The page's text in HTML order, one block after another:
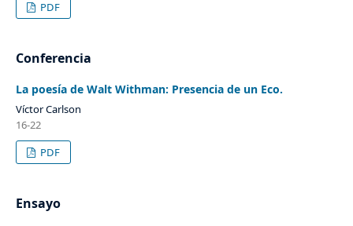
PDF
Conferencia
La poesía de Walt Withman: Presencia de un Eco.
Víctor Carlson
16-22
PDF
Ensayo